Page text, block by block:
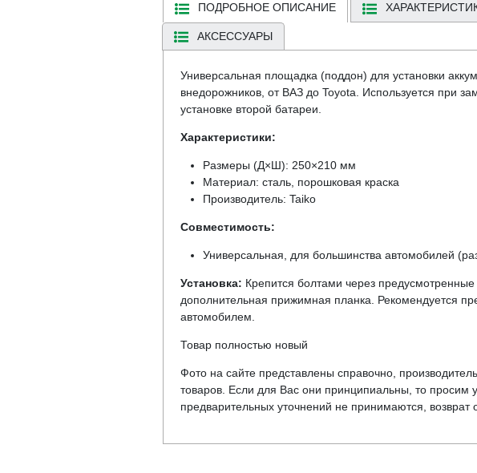
ПОДРОБНОЕ ОПИСАНИЕ
АКСЕССУАРЫ
Универсальная площадка (поддон) для установки
внедорожников, от ВАЗ до Toyota. Используется при
установке второй батареи.
Характеристики:
Размеры (Д×Ш): 250×210 мм
Материал: сталь, порошковая краска
Производитель: Taiko
Совместимость:
Универсальная, для большинства автомобилей
Установка: Крепится болтами через
дополнительная прижимная планка. Рекомендуется
автомобилем.
Товар полностью новый
Фото на сайте представлены справочно,
товаров. Если для Вас они принципиальны, то просим
предварительных уточнений не принимаются, возврат